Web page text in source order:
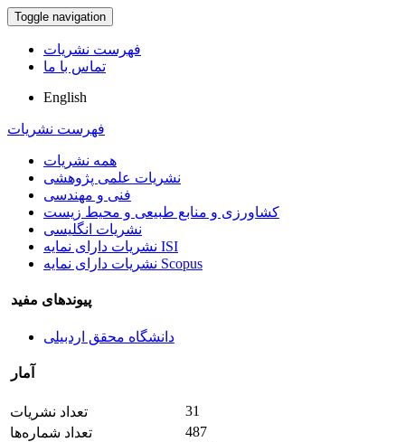
Toggle navigation
فهرست نشریات
تماس با ما
English
فهرست نشریات
همه نشریات
نشریات علمی پژوهشی
فنی و مهندسی
کشاورزی و منابع طبیعی و محیط زیست
نشریات انگلیسی
نشریات دارای نمایه ISI
نشریات دارای نمایه Scopus
پیوندهای مفید
دانشگاه محقق اردبیلی
آمار
تعداد نشریات
31
تعداد شماره‌ها
487